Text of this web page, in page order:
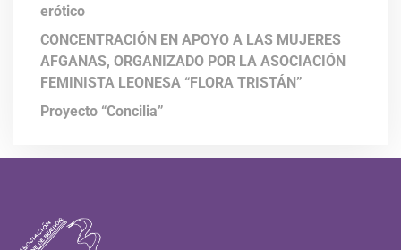
erótico
CONCENTRACIÓN EN APOYO A LAS MUJERES
AFGANAS, ORGANIZADO POR LA ASOCIACIÓN
FEMINISTA LEONESA “FLORA TRISTÁN”
Proyecto “Concilia”